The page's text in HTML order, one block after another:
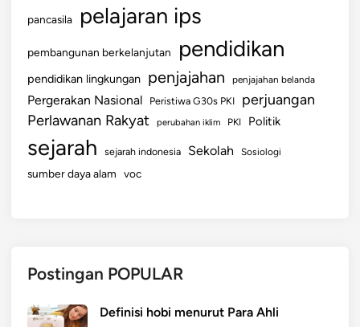
u
l
i
t
a
pancasila pelajaran ips
pembangunan berkelanjutan pendidikan
pendidikan lingkungan penjajahan penjajahan belanda
Pergerakan Nasional Peristiwa G30s PKI perjuangan
Perlawanan Rakyat perubahan iklim PKI Politik
sejarah sejarah indonesia Sekolah Sosiologi
sumber daya alam voc
Postingan POPULAR
Definisi hobi menurut Para Ahli